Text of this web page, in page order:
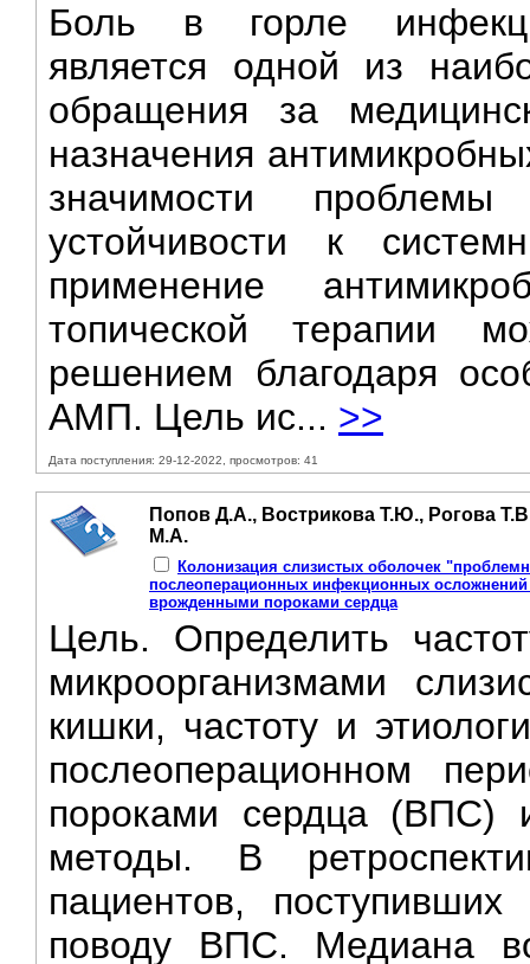
Боль в горле
является одной из
обращения за
назначения
значимости проблемы
устойчивости к
применение
топической терапии
решением благодаря
АМП. Цель ис... >>
Дата поступления: 29-12-2022, просмотров: 41
Попов Д.А., Вострикова Т.Ю., Рогова
М.А.
Колонизация слизистых оболочек
послеоперационных инфекционных осложнений
врожденными пороками сердца
Цель. Определить
микроорганизмами
кишки, частоту и
послеоперационном
пороками сердца (ВПС)
методы. В
пациентов,
поводу ВПС. Медиана